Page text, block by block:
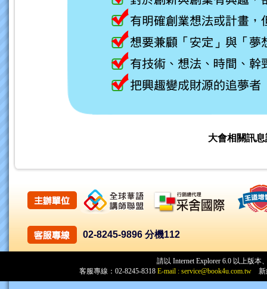
大會相關訊
02-8245-9896 分機112
請以 Internet Explorer 6.0 以上版
客服專線：02-8245-8318 E-mail : service@book4u.com.tw新絲